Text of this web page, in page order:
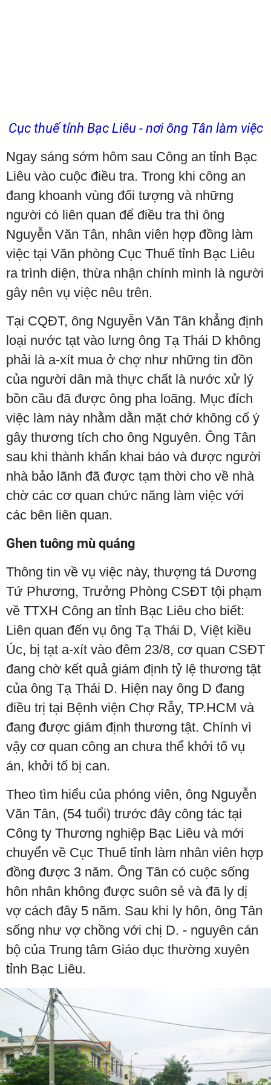
Cục thuế tỉnh Bạc Liêu - nơi ông Tân làm việc
Ngay sáng sớm hôm sau Công an tỉnh Bạc
Liêu vào cuộc điều tra. Trong khi công an
đang khoanh vùng đối tượng và những
người có liên quan để điều tra thì ông
Nguyễn Văn Tân, nhân viên hợp đồng làm
việc tại Văn phòng Cục Thuế tỉnh Bạc Liêu
ra trình diện, thừa nhận chính mình là người
gây nên vụ việc nêu trên.
Tại CQĐT, ông Nguyễn Văn Tân khẳng định
loại nước tạt vào lưng ông Tạ Thái D không
phải là a-xít mua ở chợ như những tin đồn
của người dân mà thực chất là nước xử lý
bồn cầu đã được ông pha loãng. Mục đích
việc làm này nhằm dằn mặt chớ không cố ý
gây thương tích cho ông Nguyên. Ông Tân
sau khi thành khẩn khai báo và được người
nhà bảo lãnh đã được tạm thời cho về nhà
chờ các cơ quan chức năng làm việc với
các bên liên quan.
Ghen tuông mù quáng
Thông tin về vụ việc này, thượng tá Dương
Tứ Phương, Trưởng Phòng CSĐT tội phạm
về TTXH Công an tỉnh Bạc Liêu cho biết:
Liên quan đến vụ ông Tạ Thái D, Việt kiều
Úc, bị tạt a-xít vào đêm 23/8, cơ quan CSĐT
đang chờ kết quả giám định tỷ lệ thương tật
của ông Tạ Thái D. Hiện nay ông D đang
điều trị tại Bệnh viện Chợ Rẫy, TP.HCM và
đang được giám định thương tật. Chính vì
vậy cơ quan công an chưa thể khởi tố vụ
án, khởi tố bị can.
Theo tìm hiểu của phóng viên, ông Nguyễn
Văn Tân, (54 tuổi) trước đây công tác tại
Công ty Thương nghiệp Bạc Liêu và mới
chuyển về Cục Thuế tỉnh làm nhân viên hợp
đồng được 3 năm. Ông Tân có cuộc sống
hôn nhân không được suôn sẻ và đã ly dị
vợ cách đây 5 năm. Sau khi ly hôn, ông Tân
sống như vợ chồng với chị D. - nguyên cán
bộ của Trung tâm Giáo dục thường xuyên
tỉnh Bạc Liêu.